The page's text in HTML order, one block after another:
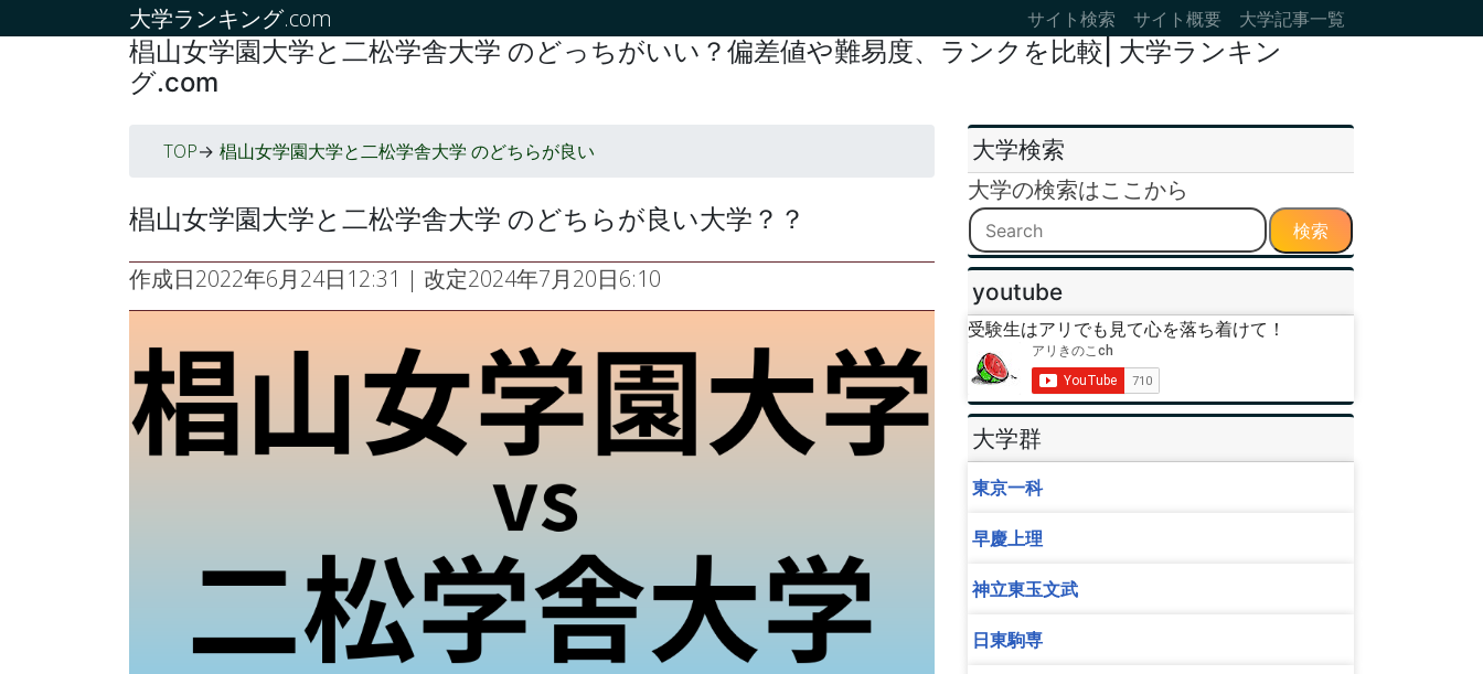
大学ランキング.com サイト検索 サイト概要 大学記事一覧
椙山女学園大学と二松学舎大学 のどっちがいい？偏差値や難易度、ランクを比較| 大学ランキン
グ.com
TOP-> 椙山女学園大学と二松学舎大学 のどちらが良い
椙山女学園大学と二松学舎大学 のどちらが良い大学？？
作成日2022年6月24日12:31 | 改定2024年7月20日6:10
大学検索
大学の検索はここから
検索
youtube
受験生はアリでも見て心を落ち着けて！
大学群
東京一科
早慶上理
神立東玉文武
日東駒専